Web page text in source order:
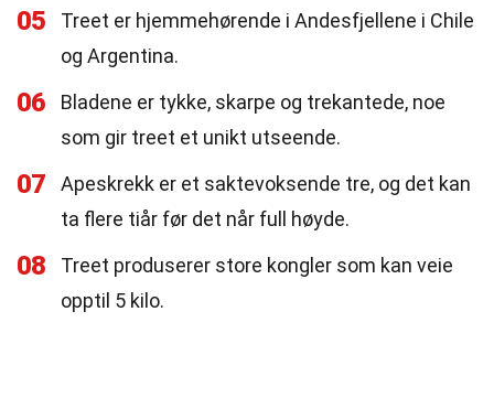
05
Treet er hjemmehørende i Andesfjellene i Chile
og Argentina.
06
Bladene er tykke, skarpe og trekantede, noe
som gir treet et unikt utseende.
07
Apeskrekk er et saktevoksende tre, og det kan
ta flere tiår før det når full høyde.
08
Treet produserer store kongler som kan veie
opptil 5 kilo.